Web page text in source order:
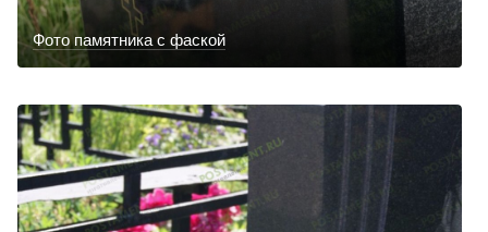
Фото памятника с фаской